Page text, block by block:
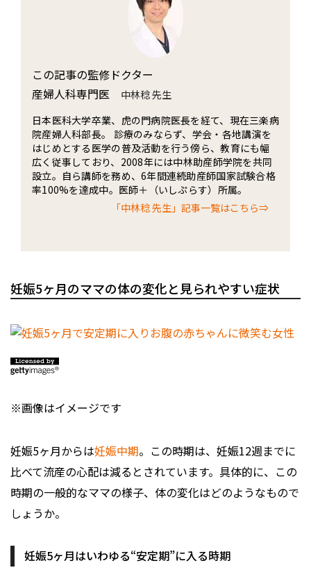
この記事の監修ドクター
産婦人科専門医
中林稔 先生
日本医科大学卒業、虎の門病院医長を経て、現在三楽病
院産婦人科部長。 診療のみならず、学会・各地講演を
はじめとする医学の普及活動を行う傍ら、教育にも幅
広く従事しており、2008年には中林助産師学院を共同
設立。自ら講師を務め、6年間連続助産師国家試験合格
率100%を達成中。医師＋（いしぷらす）所属。
「中林稔 先生」記事一覧はこちら⇒
妊娠5ヶ月のママの体の変化と見られやすい症状
※画像はイメージです
妊娠5ヶ月からは妊娠中期。この時期は、妊娠12週までに
比べて流産の心配は減るとされています。具体的に、この
時期の一般的なママの様子、体の変化はどのようなもので
しょうか。
妊娠5ヶ月はいわゆる“安定期”に入る時期